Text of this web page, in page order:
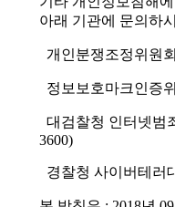
아래 기관에 문의하
개인분쟁조정위원
정보보호마크인증
대검찰청 인터넷범
3600)
경찰청 사이버테러